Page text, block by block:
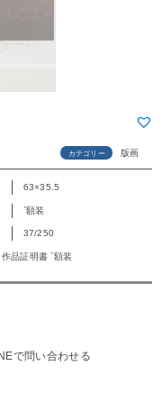
カテゴリー 版画
63×35.5
`額装
37/250
品証明書 `額装
で問い合わせる